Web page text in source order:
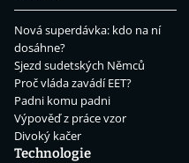
Nová superdávka: kdo na ní
dosáhne?
Sjezd sudetských Němců
Proč vláda zavádí EET?
Padni komu padni
Výpověď z práce vzor
Divoký kačer
Technologie